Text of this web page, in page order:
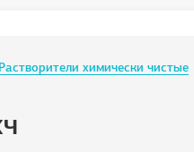
Растворители химически чистые